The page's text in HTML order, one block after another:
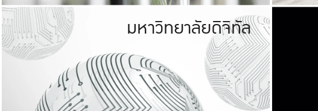
มหาวิทยาลัยรับผิดชอบต่อสังคม
ร่วมมือกับชุมชน เพื่อความกินดีอยู่ดี
และความสุขอย่างยั่งยืน
มองปัญหาในภาพกว้าง
แก้ไขจากปัญหาจุดเล็กๆ
มหาวิทยาลัยดิจิทัล